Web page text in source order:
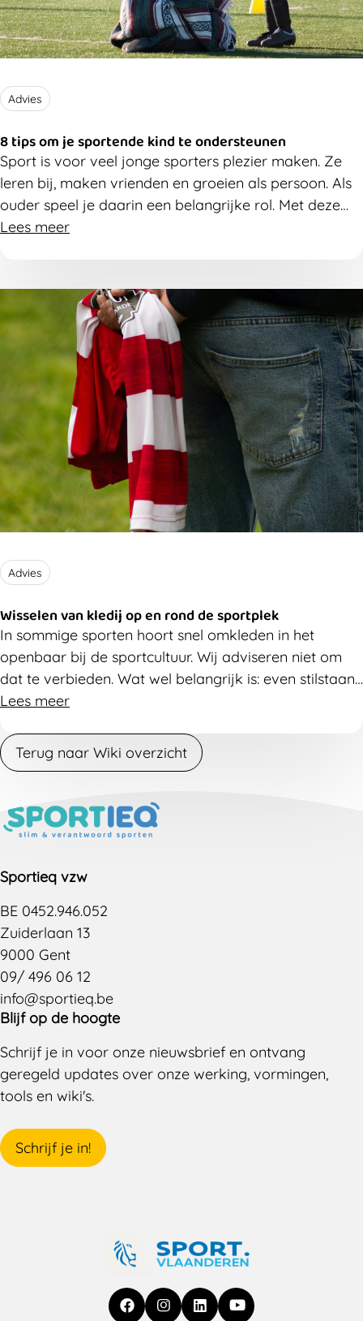
Advies
8 tips om je sportende kind te ondersteunen
Sport is voor veel jonge sporters plezier maken. Ze
leren bij, maken vrienden en groeien als persoon. Als
ouder speel je daarin een belangrijke rol. Met deze
acht tips help je je sportende kind om sport leuk en
Lees meer
Advies
Wisselen van kledij op en rond de sportplek
In sommige sporten hoort snel omkleden in het
openbaar bij de sportcultuur. Wij adviseren niet om
dat te verbieden. Wat wel belangrijk is: even stilstaan
bij hoe iedereen zich daarbij voelt. Misschien ben je je
toeschouwers leeft?
Lees meer
Terug naar Wiki overzicht
Sportieq vzw
BE 0452.946.052
Zuiderlaan 13
9000 Gent
09/ 496 06 12
info@sportieq.be
Blijf op de hoogte
Schrijf je in voor onze nieuwsbrief en ontvang
geregeld updates over onze werking, vormingen,
tools en wiki's.
Schrijf je in!